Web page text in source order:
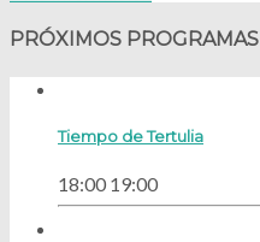
PRÓXIMOS PROGRAMAS
Tiempo de Tertulia
18:00 19:00